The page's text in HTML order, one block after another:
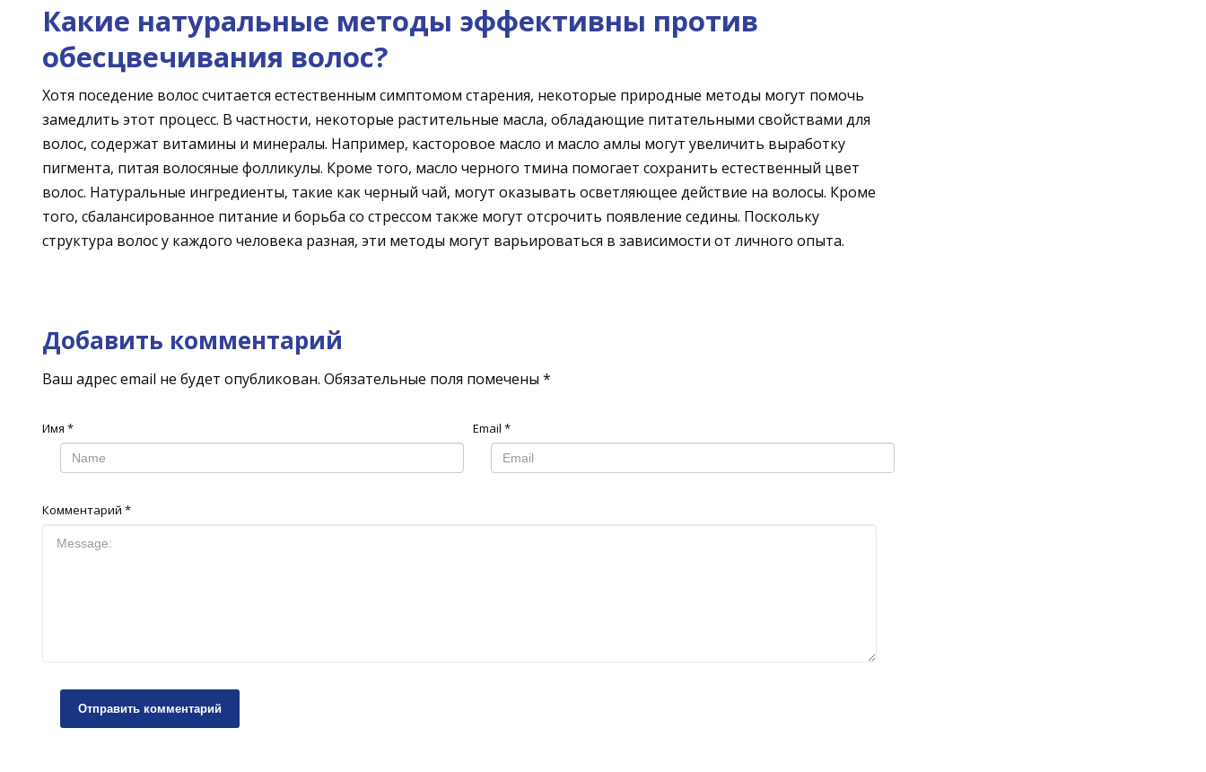
Какие натуральные методы эффективны против
обесцвечивания волос?
Хотя поседение волос считается естественным симптомом старения, некоторые природные методы могут помочь
замедлить этот процесс. В частности, некоторые растительные масла, обладающие питательными свойствами для
волос, содержат витамины и минералы. Например, касторовое масло и масло амлы могут увеличить выработку
пигмента, питая волосяные фолликулы. Кроме того, масло черного тмина помогает сохранить естественный цвет
волос. Натуральные ингредиенты, такие как черный чай, могут оказывать осветляющее действие на волосы. Кроме
того, сбалансированное питание и борьба со стрессом также могут отсрочить появление седины. Поскольку
структура волос у каждого человека разная, эти методы могут варьироваться в зависимости от личного опыта.
Добавить комментарий
Ваш адрес email не будет опубликован. Обязательные поля помечены *
Комментарий *
Имя * Email *